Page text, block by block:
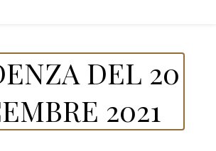
DEL 20
2021